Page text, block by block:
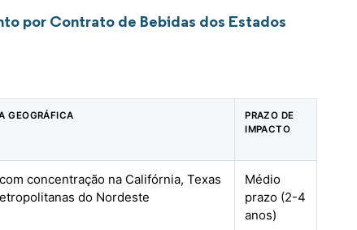
por Contrato de Bebidas dos Estados
GEOGRÁFICA
PRAZO DE
IMPACTO
concentração na Califórnia, Texas
do Nordeste
Médio
prazo (2-4
anos)